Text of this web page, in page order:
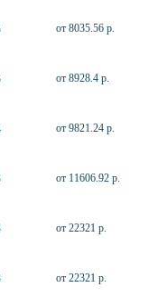
от 8035.56 р.
от 8928.4 р.
от 9821.24 р.
от 11606.92 р.
от 22321 р.
от 22321 р.